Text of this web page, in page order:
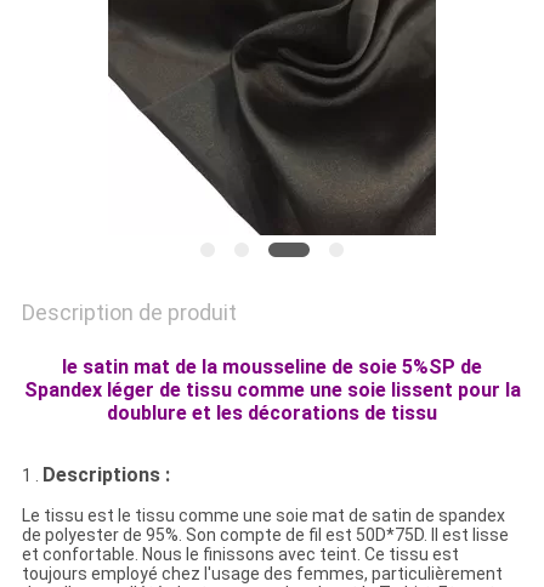
PRIVACY
Description de produit
le satin mat de la mousseline de soie 5%SP de
Spandex léger de tissu comme une soie lissent pour la
doublure et les décorations de tissu
1 . Descriptions :
Le tissu est le tissu comme une soie mat de satin de spandex
de polyester de 95%. Son compte de fil est 50D*75D. Il est lisse
et confortable. Nous le finissons avec teint. Ce tissu est
toujours employé chez l'usage des femmes, particulièrement